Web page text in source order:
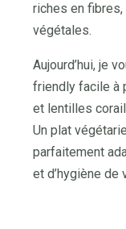
riches en
végétales.
Aujourd’hui, je
friendly facile à
et lentilles
Un plat
parfaitement
et d’hygiène de